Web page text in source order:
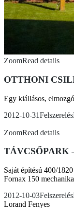
ZoomRead details
OTTHONI
Egy kiállásos,
2012-10-31Felszerelés
ZoomRead details
TÁVCSŐPARK
Saját építésú 400/
Fornax 150
2012-10-03Felszerelés
Lorand Fenyes